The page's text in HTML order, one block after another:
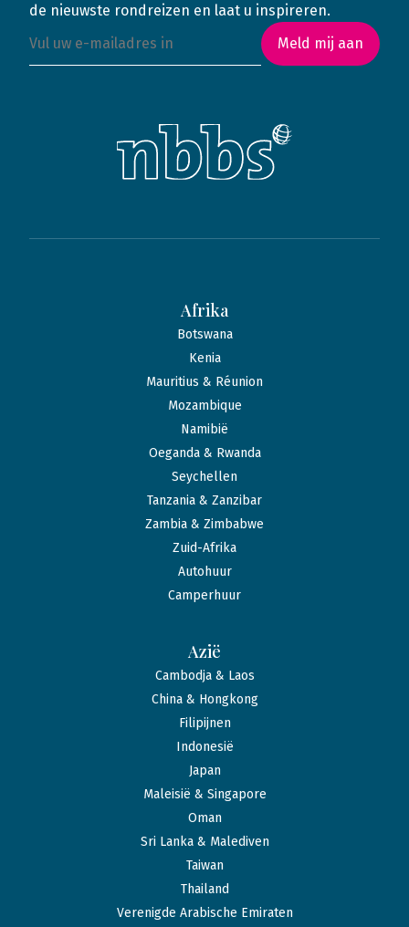
de nieuwste rondreizen en laat u inspireren.
Meld mij aan
Afrika
Botswana
Kenia
Mauritius & Réunion
Mozambique
Namibië
Oeganda & Rwanda
Seychellen
Tanzania & Zanzibar
Zambia & Zimbabwe
Zuid-Afrika
Autohuur
Camperhuur
Azië
Cambodja & Laos
China & Hongkong
Filipijnen
Indonesië
Japan
Maleisië & Singapore
Oman
Sri Lanka & Malediven
Taiwan
Thailand
Verenigde Arabische Emiraten